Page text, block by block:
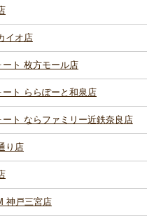
イオ店
ト 枚方モール店
ト ららぽーと和泉店
ト ならファミリー近鉄奈良店
り店
神戸三宮店